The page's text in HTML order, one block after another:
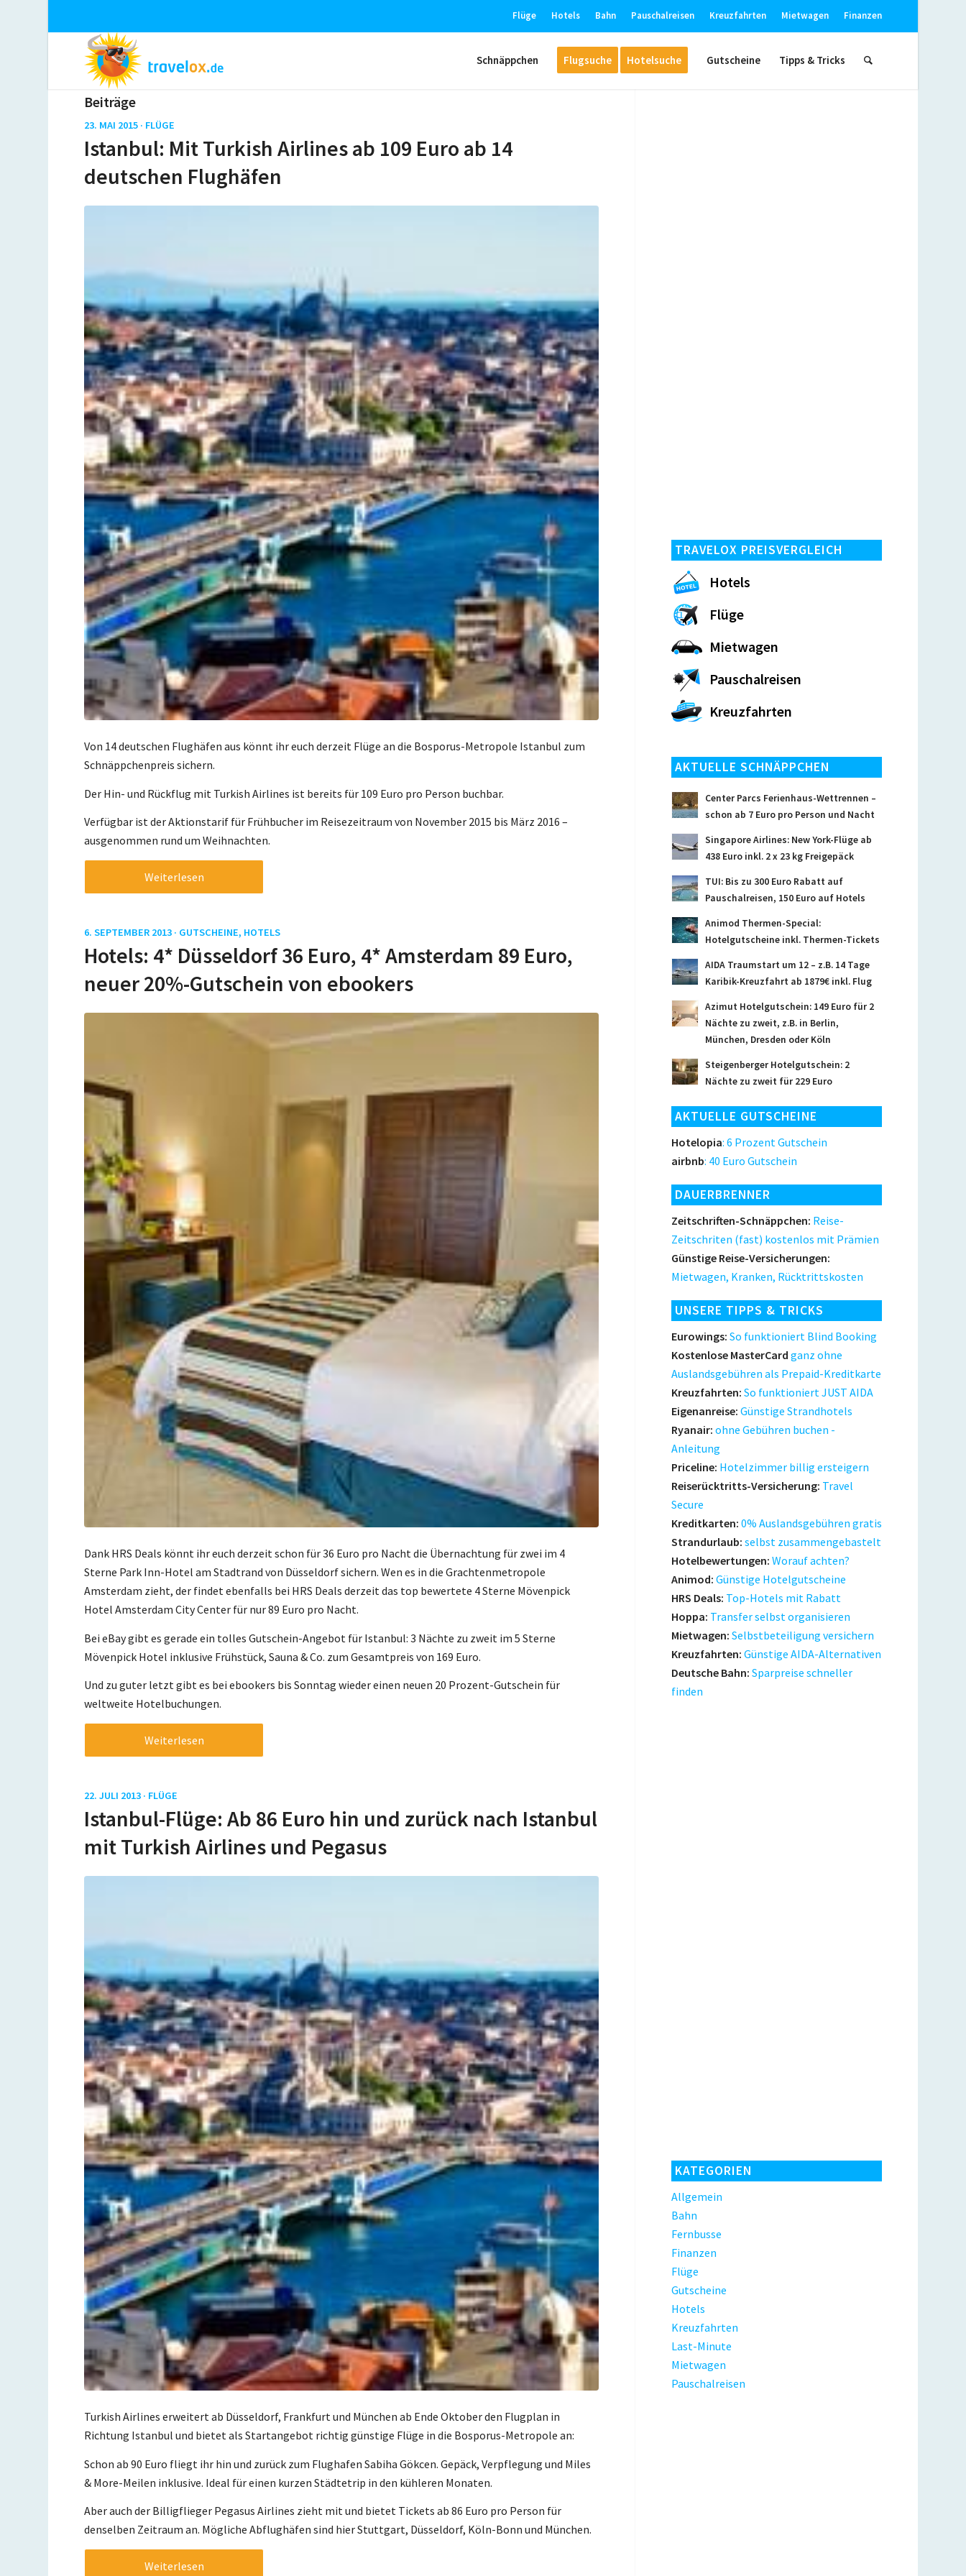
Flüge Hotels Bahn Pauschalreisen Kreuzfahrten Mietwagen Finanzen
Schnäppchen Flugsuche Hotelsuche Gutscheine Tipps & Tricks
Beiträge
23. MAI 2015 · FLÜGE
Istanbul: Mit Turkish Airlines ab 109 Euro ab 14
deutschen Flughäfen
Von 14 deutschen Flughäfen aus könnt ihr euch derzeit Flüge an die Bosporus-Metropole Istanbul zum
Schnäppchenpreis sichern.
Der Hin- und Rückflug mit Turkish Airlines ist bereits für 109 Euro pro Person buchbar.
Verfügbar ist der Aktionstarif für Frühbucher im Reisezeitraum von November 2015 bis März 2016 –
ausgenommen rund um Weihnachten.
Weiterlesen
6. SEPTEMBER 2013 · GUTSCHEINE, HOTELS
Hotels: 4* Düsseldorf 36 Euro, 4* Amsterdam 89 Euro,
neuer 20%-Gutschein von ebookers
Dank HRS Deals könnt ihr euch derzeit schon für 36 Euro pro Nacht die Übernachtung für zwei im 4
Sterne Park Inn-Hotel am Stadtrand von Düsseldorf sichern. Wen es in die Grachtenmetropole
Amsterdam zieht, der findet ebenfalls bei HRS Deals derzeit das top bewertete 4 Sterne Mövenpick
Hotel Amsterdam City Center für nur 89 Euro pro Nacht.
Bei eBay gibt es gerade ein tolles Gutschein-Angebot für Istanbul: 3 Nächte zu zweit im 5 Sterne
Mövenpick Hotel inklusive Frühstück, Sauna & Co. zum Gesamtpreis von 169 Euro.
Und zu guter letzt gibt es bei ebookers bis Sonntag wieder einen neuen 20 Prozent-Gutschein für
weltweite Hotelbuchungen.
Weiterlesen
22. JULI 2013 · FLÜGE
Istanbul-Flüge: Ab 86 Euro hin und zurück nach Istanbul
mit Turkish Airlines und Pegasus
Turkish Airlines erweitert ab Düsseldorf, Frankfurt und München ab Ende Oktober den Flugplan in
Richtung Istanbul und bietet als Startangebot richtig günstige Flüge in die Bosporus-Metropole an:
Schon ab 90 Euro fliegt ihr hin und zurück zum Flughafen Sabiha Gökcen. Gepäck, Verpflegung und Miles
& More-Meilen inklusive. Ideal für einen kurzen Städtetrip in den kühleren Monaten.
Aber auch der Billigflieger Pegasus Airlines zieht mit und bietet Tickets ab 86 Euro pro Person für
denselben Zeitraum an. Mögliche Abflughäfen sind hier Stuttgart, Düsseldorf, Köln-Bonn und München.
Weiterlesen
TRAVELOX PREISVERGLEICH
Hotels
Flüge
Mietwagen
Pauschalreisen
Kreuzfahrten
AKTUELLE SCHNÄPPCHEN
Center Parcs Ferienhaus-Wettrennen –
schon ab 7 Euro pro Person und Nacht
Singapore Airlines: New York-Flüge ab
438 Euro inkl. 2 x 23 kg Freigepäck
TUI: Bis zu 300 Euro Rabatt auf
Pauschalreisen, 150 Euro auf Hotels
Animod Thermen-Special:
Hotelgutscheine inkl. Thermen-Tickets
AIDA Traumstart um 12 – z.B. 14 Tage
Karibik-Kreuzfahrt ab 1879€ inkl. Flug
Azimut Hotelgutschein: 149 Euro für 2
Nächte zu zweit, z.B. in Berlin,
München, Dresden oder Köln
Steigenberger Hotelgutschein: 2
Nächte zu zweit für 229 Euro
AKTUELLE GUTSCHEINE
Hotelopia: 6 Prozent Gutschein
airbnb: 40 Euro Gutschein
DAUERBRENNER
Zeitschriften-Schnäppchen: Reise-
Zeitschriten (fast) kostenlos mit Prämien
Günstige Reise-Versicherungen:
Mietwagen, Kranken, Rücktrittskosten
UNSERE TIPPS & TRICKS
Eurowings: So funktioniert Blind Booking
Kostenlose MasterCard ganz ohne
Auslandsgebühren als Prepaid-Kreditkarte
Kreuzfahrten: So funktioniert JUST AIDA
Eigenanreise: Günstige Strandhotels
Ryanair: ohne Gebühren buchen -
Anleitung
Priceline: Hotelzimmer billig ersteigern
Reiserücktritts-Versicherung: Travel
Secure
Kreditkarten: 0% Auslandsgebühren gratis
Strandurlaub: selbst zusammengebastelt
Hotelbewertungen: Worauf achten?
Animod: Günstige Hotelgutscheine
HRS Deals: Top-Hotels mit Rabatt
Hoppa: Transfer selbst organisieren
Mietwagen: Selbstbeteiligung versichern
Kreuzfahrten: Günstige AIDA-Alternativen
Deutsche Bahn: Sparpreise schneller
finden
KATEGORIEN
Allgemein
Bahn
Fernbusse
Finanzen
Flüge
Gutscheine
Hotels
Kreuzfahrten
Last-Minute
Mietwagen
Pauschalreisen